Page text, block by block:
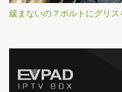
緩まないの？ボルトにグリ